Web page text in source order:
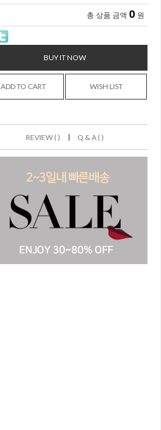
총 상품 금액 0 원
BUY IT NOW
ADD TO CART WISH LIST
REVIEW ( ) | Q & A ( )